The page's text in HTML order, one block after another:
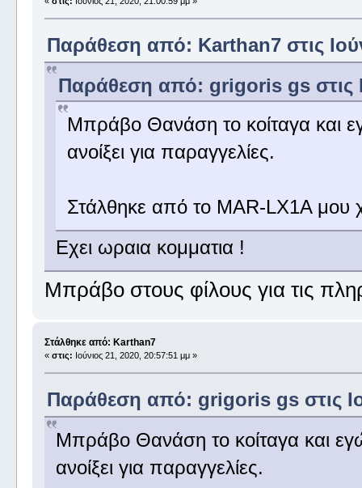
Παράθεση από: Karthan7 στις
Παράθεση από: grigoris gs στις
Μπράβο Θανάση το κοίταγα και
ανοίξει για παραγγελίες.
Στάλθηκε από το MAR-LX1A μου
Εχει ωραια κομματια !
Μπράβο στους φίλους για τις
Στάλθηκε από: Karthan7
« στις: Ιούνιος 21, 2020, 20:57:51 μμ »
Παράθεση από: grigoris gs στις
Μπράβο Θανάση το κοίταγα και
ανοίξει για παραγγελίες.